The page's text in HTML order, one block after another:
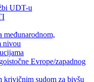
UDT-u
međunarodnom,
nivou
Evrope/zapadnog
krivičnim sudom za bivšu